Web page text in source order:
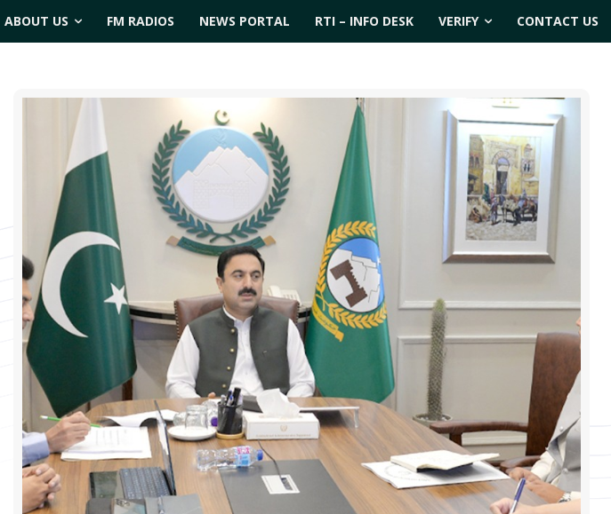
ABOUT US FM RADIOS NEWS PORTAL RTI – INFO DESK VERIFY CONTACT US